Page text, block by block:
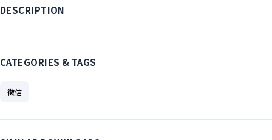
DESCRIPTION
CATEGORIES & TAGS
徵信